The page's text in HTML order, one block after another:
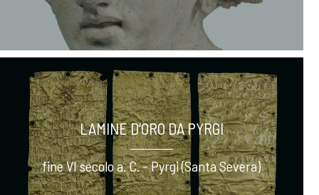
LAMINE D’ORO DA PYRGI
fine VI secolo a. C. - Pyrgi (Santa Severa)